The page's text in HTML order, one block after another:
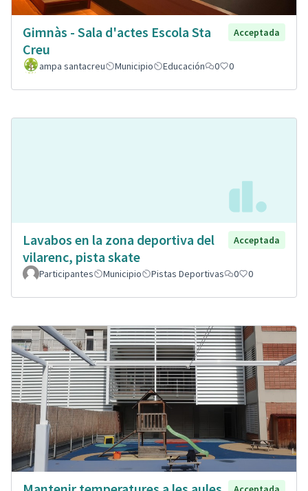
Gimnàs - Sala d'actes Escola Sta
Creu
Acceptada
ampa santacreu Municipio Educación 0 0
Lavabos en la zona deportiva del
vilarenc, pista skate
Acceptada
Participantes Municipio Pistas Deportivas 0 0